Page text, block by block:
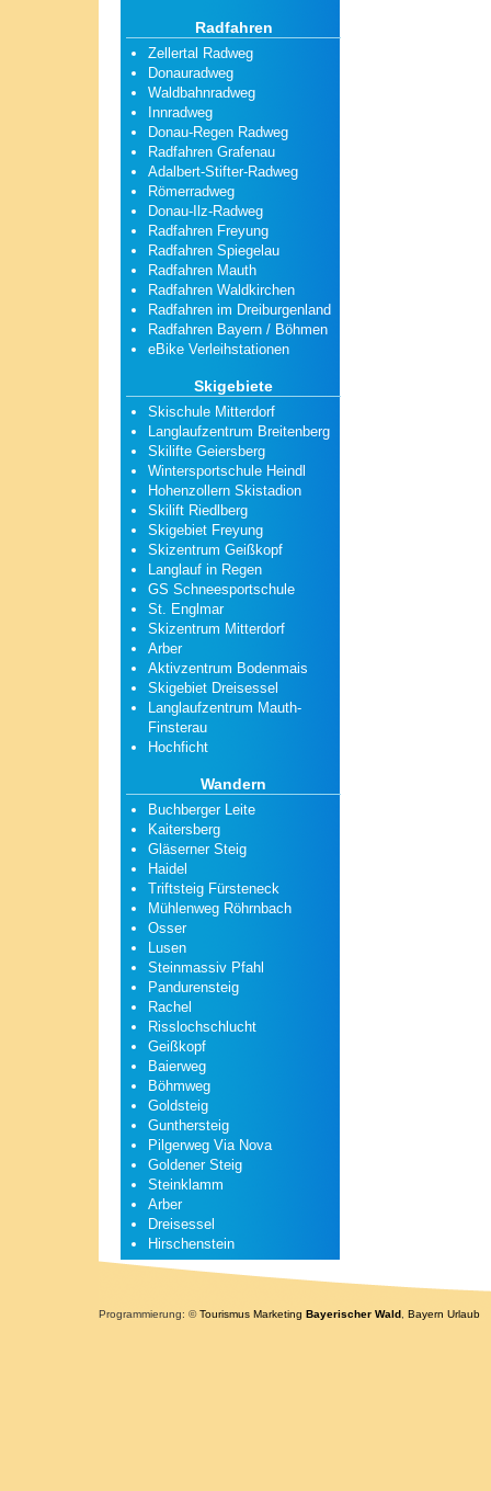
Radfahren
Zellertal Radweg
Donauradweg
Waldbahnradweg
Innradweg
Donau-Regen Radweg
Radfahren Grafenau
Adalbert-Stifter-Radweg
Römerradweg
Donau-Ilz-Radweg
Radfahren Freyung
Radfahren Spiegelau
Radfahren Mauth
Radfahren Waldkirchen
Radfahren im Dreiburgenland
Radfahren Bayern / Böhmen
eBike Verleihstationen
Skigebiete
Skischule Mitterdorf
Langlaufzentrum Breitenberg
Skilifte Geiersberg
Wintersportschule Heindl
Hohenzollern Skistadion
Skilift Riedlberg
Skigebiet Freyung
Skizentrum Geißkopf
Langlauf in Regen
GS Schneesportschule
St. Englmar
Skizentrum Mitterdorf
Arber
Aktivzentrum Bodenmais
Skigebiet Dreisessel
Langlaufzentrum Mauth-
Finsterau
Hochficht
Wandern
Buchberger Leite
Kaitersberg
Gläserner Steig
Haidel
Triftsteig Fürsteneck
Mühlenweg Röhrnbach
Osser
Lusen
Steinmassiv Pfahl
Pandurensteig
Rachel
Risslochschlucht
Geißkopf
Baierweg
Böhmweg
Goldsteig
Gunthersteig
Pilgerweg Via Nova
Goldener Steig
Steinklamm
Arber
Dreisessel
Hirschenstein
Programmierung: ©Tourismus Marketing Bayerischer Wald Bayern Urlaub